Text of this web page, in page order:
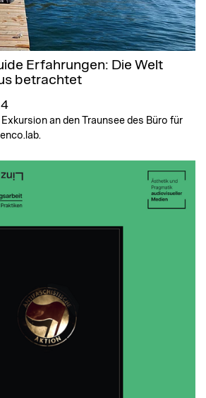
Erfahrungen: Die Welt
betrachtet
an den Traunsee des Büro für